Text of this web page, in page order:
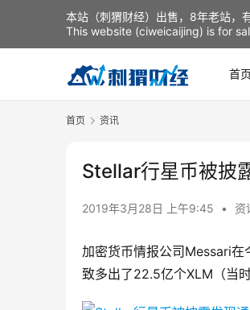
首页
首页 资讯
Stellar行星币被披
2019年3月28日 上午9:45 • 资
加密货币情报公司Messari
致多出了22.5亿个XLM（当
本站（刺猬财经）出售，8年老站，
This website (ciweicaijing) is for